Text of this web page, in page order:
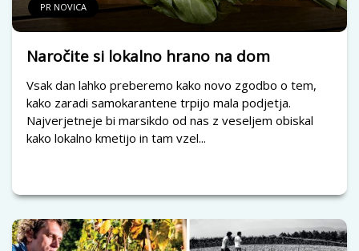
PR NOVICA
Naročite si lokalno hrano na dom
Vsak dan lahko preberemo kako novo zgodbo o tem,
kako zaradi samokarantene trpijo mala podjetja.
Najverjetneje bi marsikdo od nas z veseljem obiskal
kako lokalno kmetijo in tam vzel...